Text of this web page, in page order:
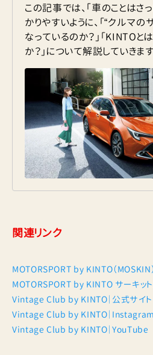
この記事では、「車のことはさ
かりやすいように、「“クルマ
なっているのか？」「KINTOと
か？」について解説していきます
関連リンク
MOTORSPORT by KINTO（MOSKIN
MOTORSPORT by KINTO サーキッ
Vintage Club by KINTO｜公式サイト
Vintage Club by KINTO｜Instagram
Vintage Club by KINTO｜YouTube